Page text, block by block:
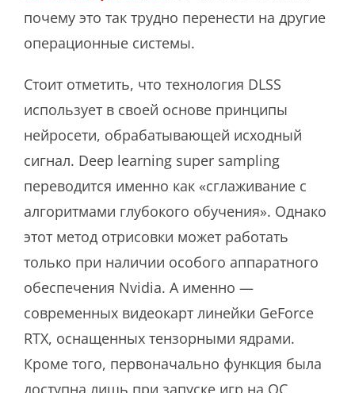
почему это так трудно перенести на другие
операционные системы.
Стоит отметить, что технология DLSS
использует в своей основе принципы
нейросети, обрабатывающей исходный
сигнал. Deep learning super sampling
переводится именно как «сглаживание с
алгоритмами глубокого обучения». Однако
этот метод отрисовки может работать
только при наличии особого аппаратного
обеспечения Nvidia. А именно —
современных видеокарт линейки GeForce
RTX, оснащенных тензорными ядрами.
Кроме того, первоначально функция была
доступна лишь при запуске игр на ОС